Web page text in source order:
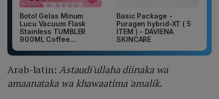
Botol Gelas Minum
Lucu Vacuum Flask
Stainless TUMBLER
900ML Coffee...
Basic Package -
Puragen hybrid-XT ( 5
ITEM ) - DAVIENA
SKINCARE
Arab-latin: Astaudi'ullaha diinaka wa
amaanataka wa khawaatima 'amalik.